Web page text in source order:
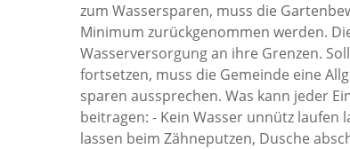
zum Wassersparen, muss die
Minimum zurückgenommen werden.
Wasserversorgung an ihre Grenzen.
fortsetzen, muss die Gemeinde eine
sparen aussprechen. Was kann jeder
beitragen: - Kein Wasser unnütz laufen
lassen beim Zähneputzen, Dusche